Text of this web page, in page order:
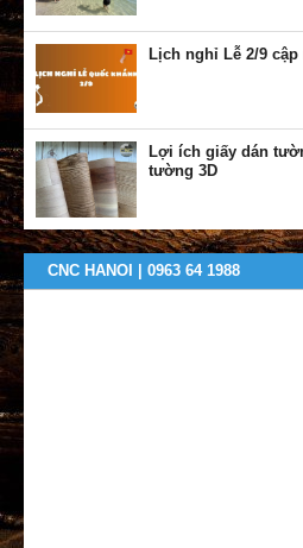
Lịch nghỉ Lễ 2/9 cập
Lợi ích giấy dán
tường 3D
CNC HANOI | 0963 64 1988